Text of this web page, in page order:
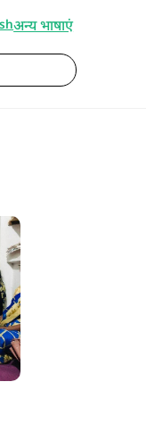
अन्य भाषाएं